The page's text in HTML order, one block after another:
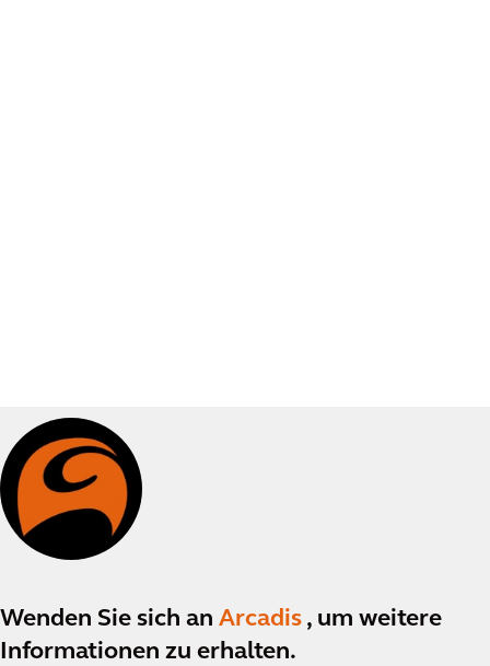
Wenden Sie sich an Arcadis , um weitere
Informationen zu erhalten.